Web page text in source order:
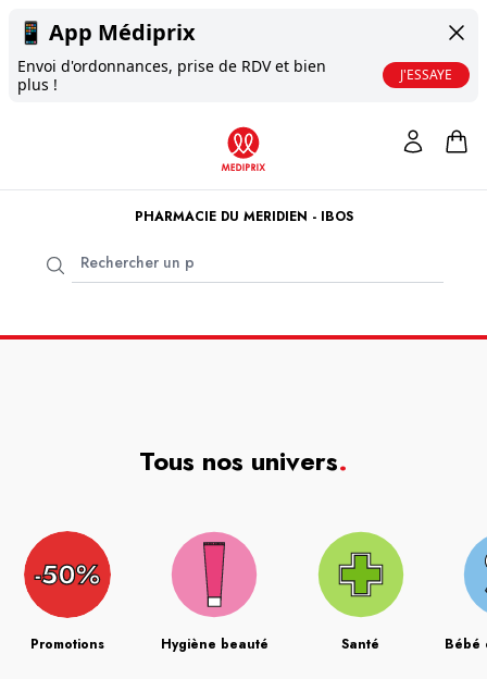
📱 App Médiprix
Envoi d'ordonnances, prise de RDV et bien
plus !
J'ESSAYE
PHARMACIE DU MERIDIEN - IBOS
Tous nos univers.
Promotions Hygiène beauté Santé Bébé